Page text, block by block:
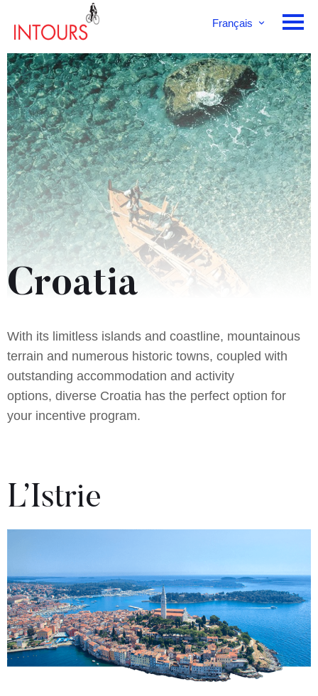
Français
Deutsch
Croatia
With its limitless islands and coastline, mountainous
terrain and numerous historic towns, coupled with
outstanding accommodation and activity
options, diverse Croatia has the perfect option for
your incentive program.
L’Istrie